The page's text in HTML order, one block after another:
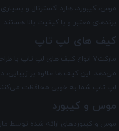
موس، کیبورد، هارد اکسترنال و
برندهای معتبر و با کیفیت بالا هستند.
کیف ‌های لپ تاپ
مارکت7 انواع کیف ‌های لپ تاپ با
می‌دهد. این کیف ‌ها علاوه بر زیبایی،
لپ تاپ شما به خوبی محافظت
موس و کیبورد